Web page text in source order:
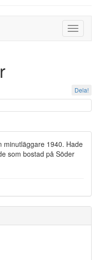
Toggle
Dela!
minutläggare 1940. Hade
som bostad på Söder